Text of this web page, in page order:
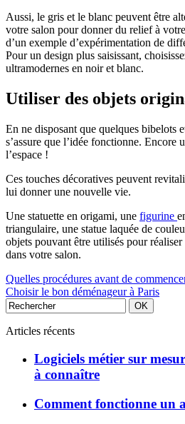
Aussi, le gris et le blanc peuvent être
votre salon pour donner du relief à
d’un exemple d’expérimentation de
Pour un design plus saisissant,
ultramodernes en noir et blanc.
Utiliser des objets
En ne disposant que quelques bibelots
s’assure que l’idée fonctionne. Encore
l’espace !
Ces touches décoratives peuvent
lui donner une nouvelle vie.
Une statuette en origami, une figurine
triangulaire, une statue laquée de
objets pouvant être utilisés pour
dans votre salon.
Quelles procédures avant de
Choisir le bon déménageur à Paris
Articles récents
Logiciels métier sur
à connaître
Comment fonctionne un